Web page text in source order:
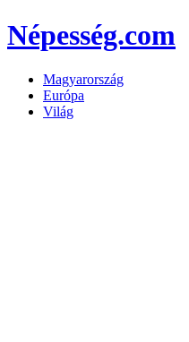
Népesség.com
Magyarország
Európa
Világ